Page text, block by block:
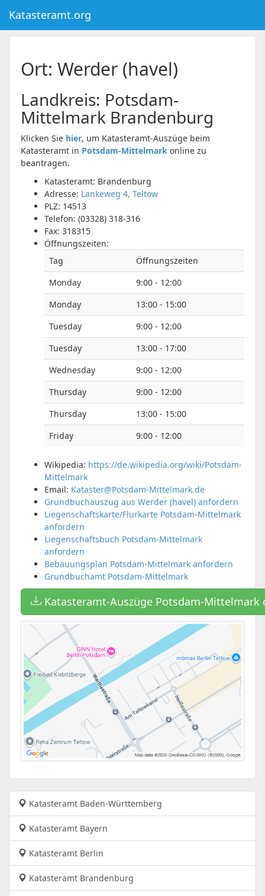
Katasteramt.org
Ort: Werder (havel)
Landkreis: Potsdam-
Mittelmark Brandenburg
Klicken Sie hier, um Katasteramt-Auszüge beim
Katasteramt in Potsdam-Mittelmark online zu
beantragen.
Katasteramt: Brandenburg
Adresse: Lankeweg 4, Teltow
PLZ: 14513
Telefon: (03328) 318-316
Fax: 318315
Öffnungszeiten:
Tag
Öffnungszeiten
Monday
9:00 - 12:00
Monday
13:00 - 15:00
Tuesday
9:00 - 12:00
Tuesday
13:00 - 17:00
Wednesday
9:00 - 12:00
Thursday
9:00 - 12:00
Thursday
13:00 - 15:00
Friday
9:00 - 12:00
Wikipedia: https://de.wikipedia.org/wiki/Potsdam-
Mittelmark
Email: Kataster@Potsdam-Mittelmark.de
Grundbuchauszug aus Werder (havel) anfordern
Liegenschaftskarte/Flurkarte Potsdam-Mittelmark
anfordern
Liegenschaftsbuch Potsdam-Mittelmark
anfordern
Bebauungsplan Potsdam-Mittelmark anfordern
Grundbuchamt Potsdam-Mittelmark
Katasteramt-Auszüge Potsdam-Mittelmark
Katasteramt Baden-Württemberg
Katasteramt Bayern
Katasteramt Berlin
Katasteramt Brandenburg